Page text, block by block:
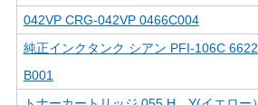
042VP CRG-042VP 0466C004
純正インクタンク シアン PFI-106C 6622
B001